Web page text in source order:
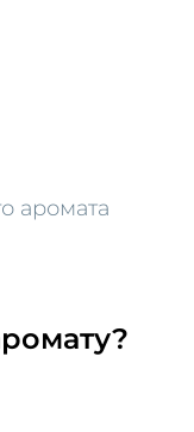
аромата